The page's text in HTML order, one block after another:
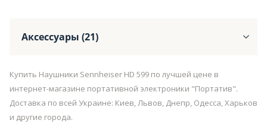
Аксессуары (21)
Купить Наушники Sennheiser HD 599 по лучшей цене в
интернет-магазине портативной электроники "Портатив".
Доставка по всей Украине: Киев, Львов, Днепр, Одесса, Харьков
и другие города.